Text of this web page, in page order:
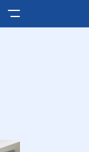
Pokaż/ukryj